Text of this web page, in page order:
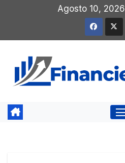
contenido
Agosto 10, 2026